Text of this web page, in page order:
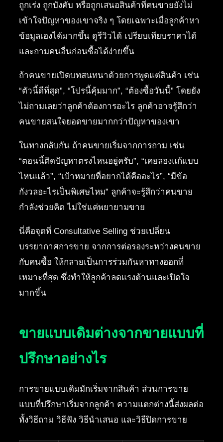
ถูกเร่ง ถูกบังคับ หรือถูกเสนอสินค้าที่คนขายยังไม่
เข้าใจปัญหาของเขาจริง ๆ โดยเฉพาะเมื่อลูกค้าหา
ข้อมูลเองได้มากขึ้น ดูรีวิวได้ เปรียบเทียบราคาได้
และถามคนอื่นก่อนซื้อได้ง่ายขึ้น
ถ้าคนขายเปิดบทสนทนาด้วยการพูดแต่สินค้า เช่น
“ตัวนี้ดีที่สุด”, “โปรนี้คุ้มมาก”, “ต้องซื้อวันนี้” โดยยัง
ไม่ถามเลยว่าลูกค้าต้องการอะไร ลูกค้าอาจรู้สึกว่า
คนขายสนใจยอดขายมากกว่าปัญหาของเขา
ในทางกลับกัน ถ้าคนขายเริ่มจากการถาม เช่น
“ตอนนี้ติดปัญหาตรงไหนอยู่ครับ”, “เคยลองแก้แบบ
ไหนแล้ว”, “เป้าหมายที่อยากได้คืออะไร”, “มีข้อ
กังวลอะไรเป็นพิเศษไหม” ลูกค้าจะรู้สึกว่าคนขาย
กำลังช่วยคิด ไม่ใช่แค่พยายามขาย
นี่คือจุดที่ Consultative Selling ช่วยเปลี่ยน
บรรยากาศการขาย จากการต่อรองระหว่างคนขาย
กับคนซื้อ ให้กลายเป็นการร่วมกันหาทางออกที่
เหมาะที่สุด ซึ่งทำให้ลูกค้าลดแรงต้านและเปิดใจ
มากขึ้น
ขายแบบเดิมต่างจากขายแบบที่
ปรึกษาอย่างไร
การขายแบบเดิมมักเริ่มจากสินค้า ส่วนการขาย
แบบที่ปรึกษาเริ่มจากลูกค้า ความแตกต่างนี้ส่งผลต่อ
ทั้งวิธีถาม วิธีฟัง วิธีนำเสนอ และวิธีปิดการขาย